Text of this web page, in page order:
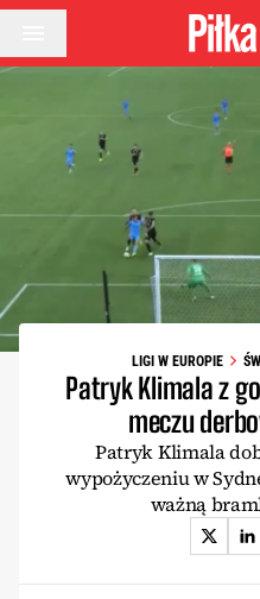
Przejdź do treści
LIGI W EUROPIE
Patryk Klimala z
meczu
Patryk Klimala
wypożyczeniu w
ważną